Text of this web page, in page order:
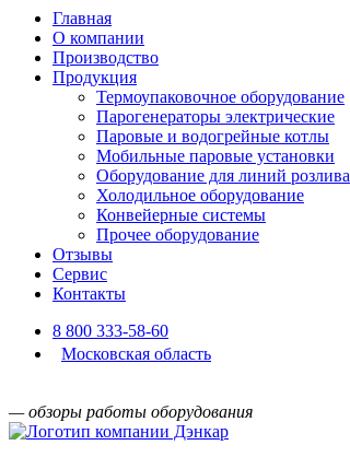
Главная
О компании
Производство
Продукция
Термоупаковочное оборудование
Парогенераторы электрические
Паровые и водогрейные котлы
Мобильные паровые установки
Оборудование для линий розлива
Холодильное оборудование
Конвейерные системы
Прочее оборудование
Отзывы
Сервис
Контакты
8 800 333-58-60
Московская область
— обзоры работы оборудования